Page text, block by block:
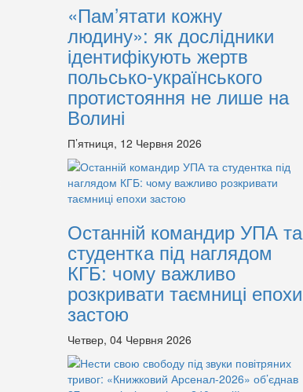
«Пам’ятати кожну
людину»: як дослідники
ідентифікують жертв
польсько-українського
протистояння не лише на
Волині
П’ятниця, 12 Червня 2026
Останній командир УПА та
студентка під наглядом
КГБ: чому важливо
розкривати таємниці епохи
застою
Четвер, 04 Червня 2026